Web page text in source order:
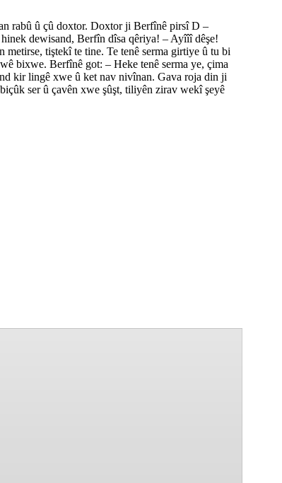
rabû û çû doxtor. Doxtor ji Berfînê pirsî D –
dewisand, Berfîn dîsa qêriya! – Ayîîî dêşe!
tiştekî te tine. Te tenê serma girtiye û tu bi
bixwe. Berfînê got: – Heke tenê serma ye, çima
kir lingê xwe û ket nav nivînan. Gava roja din ji
ser û çavên xwe şûşt, tiliyên zirav wekî şeyê